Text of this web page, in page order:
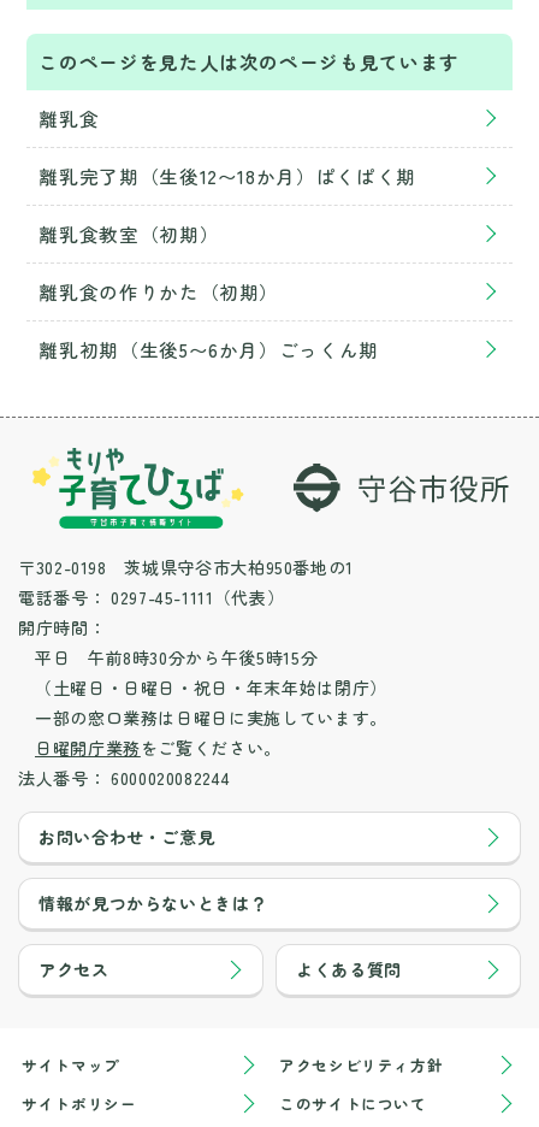
このページを見た人は次のページも見ています
離乳食
離乳完了期（生後12〜18か月）ぱくぱく期
離乳食教室（初期）
離乳食の作りかた（初期）
離乳初期（生後5〜6か月）ごっくん期
〒302-0198 茨城県守谷市大柏950番地の1
電話番号： 0297-45-1111（代表）
開庁時間：
平日 午前8時30分から午後5時15分
（土曜日・日曜日・祝日・年末年始は閉庁）
一部の窓口業務は日曜日に実施しています。
日曜開庁業務をご覧ください。
法人番号： 6000020082244
お問い合わせ・ご意見
情報が見つからないときは？
アクセス よくある質問
サイトマップ
アクセシビリティ方針
サイトポリシー
このサイトについて